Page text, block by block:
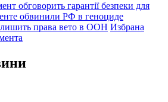
обговорить гарантії безпеки для
обвинили РФ в геноциде
права вето в ООН Избрана